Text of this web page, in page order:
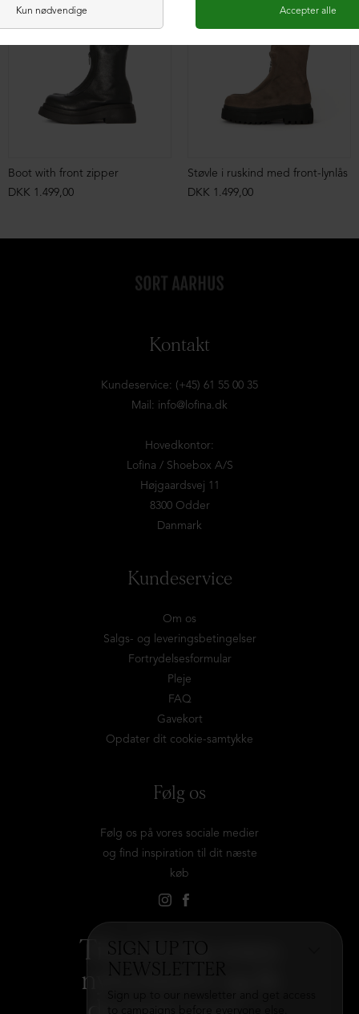
SIGN UP TO
Boot with front zipper
DKK 1.499,00
Støvle i ruskind med front-lynlås
DKK 1.499,00
Kontakt
Kundeservice: (+45) 61 55 00 35
Mail: info@lofina.dk
Hovedkontor:
Lofina / Shoebox A/S
Højgaardsvej 11
8300 Odder
Danmark
Kundeservice
Om os
Salgs- og leveringsbetingelser
Fortrydelsesformular
Pleje
FAQ
Gavekort
Opdater dit cookie-samtykke
Følg os
Følg os på vores sociale medier
og find inspiration til dit næste
køb
Tilmeld dig vores
nyhedsbrev og få